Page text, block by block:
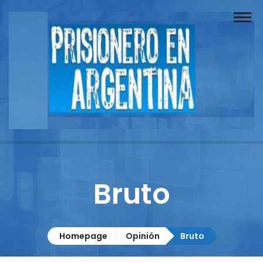
Buscador
Documentos
Columnistas
Contacto
Bruto
Homepage Opinión Bruto